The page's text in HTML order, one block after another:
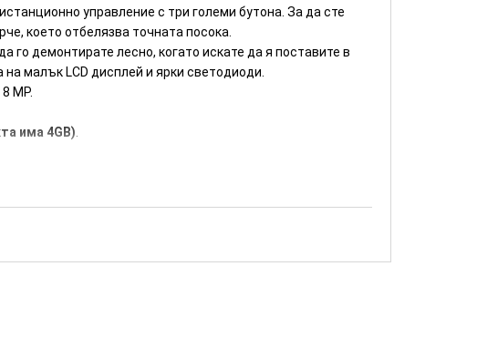
управление с три големи бутона. За да сте
което отбелязва точната посока.
демонтирате лесно, когато искате да я поставите в
малък LCD дисплей и ярки светодиоди.
МР.
има 4GB)